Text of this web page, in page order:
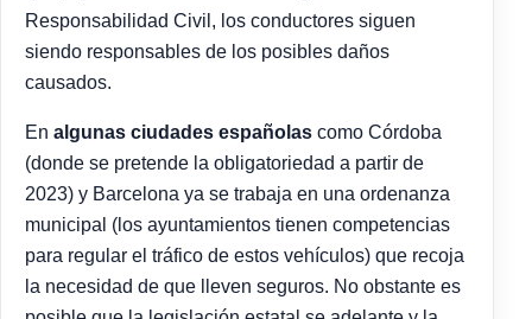
Responsabilidad Civil, los conductores siguen
siendo responsables de los posibles daños
causados.
En algunas ciudades españolas como Córdoba
(donde se pretende la obligatoriedad a partir de
2023) y Barcelona ya se trabaja en una ordenanza
municipal (los ayuntamientos tienen competencias
para regular el tráfico de estos vehículos) que recoja
la necesidad de que lleven seguros. No obstante es